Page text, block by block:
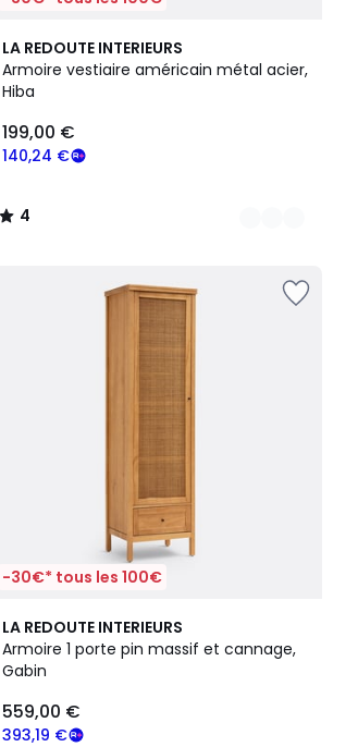
LA REDOUTE INTERIEURS
Armoire vestiaire américain métal acier,
Hiba
140,24 €
199,00 €
4
/
5
2
Couleurs
4
/
-30€* tous les 100€
LA REDOUTE INTERIEURS
Armoire 1 porte pin massif et cannage,
Gabin
393,19 €
559,00 €
4
/
5